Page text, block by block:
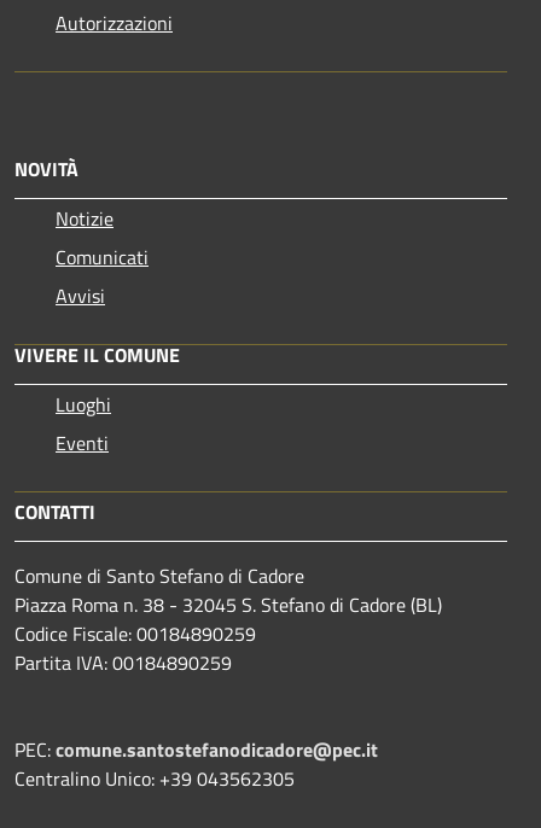
Autorizzazioni
NOVITÀ
Notizie
Comunicati
Avvisi
VIVERE IL COMUNE
Luoghi
Eventi
CONTATTI
Comune di Santo Stefano di Cadore
Piazza Roma n. 38 - 32045 S. Stefano di Cadore (BL)
Codice Fiscale: 00184890259
Partita IVA: 00184890259
PEC:comune.santostefanodicadore@pec.it
Centralino Unico: +39 043562305